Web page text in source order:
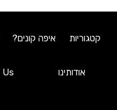
קטגוריות איפה קונים?
אודותינו